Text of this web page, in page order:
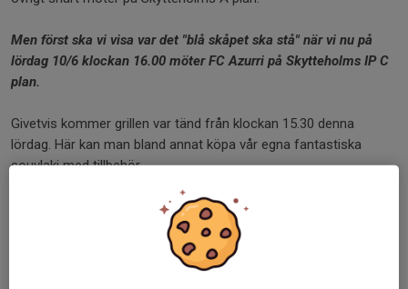
Men först ska vi visa var det "blå skåpet ska stå" när vi nu på
lördag 10/6 klockan 16.00 möter FC Azurri på Skytteholms IP C
plan.
Givetvis kommer grillen var tänd från klockan 15.30 denna
lördag. Här kan man bland annat köpa vår egna fantastiska
souvlaki med tillbehör.
Vi hoppas att ni alla kommer ner och hejar fram vårt A lag denna